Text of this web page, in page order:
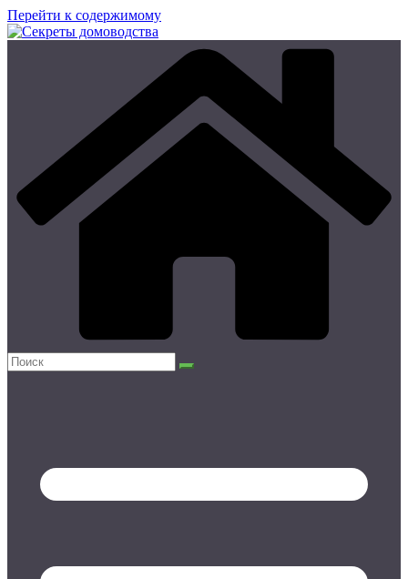
Перейти к содержимому